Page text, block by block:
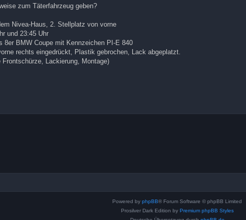
zum Täterfahrzeug geben?
Nivea-Haus, 2. Stellplatz von vorne
und 23:45 Uhr
8er BMW Coupe mit Kennzeichen PI-E 840
rechts eingedrückt, Plastik gebrochen, Lack abgeplatzt.
Lackierung, Montage)
Powered by phpBB® Forum Software © phpBB Limited
Prosilver Dark Edition by Premium phpBB Styles